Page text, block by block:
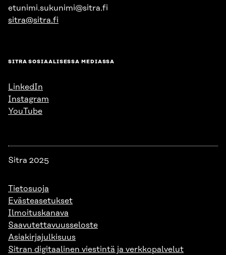
etunimi.sukunimi@sitra.fi
sitra@sitra.fi
SITRA SOSIAALISESSA MEDIASSA
LinkedIn
Instagram
YouTube
Sitra 2025
Tietosuoja
Evästeasetukset
Ilmoituskanava
Saavutettavuusseloste
Asiakirjajulkisuus
Sitran digitaalinen viestintä ja verkkopalvelut